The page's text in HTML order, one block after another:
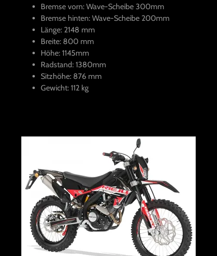
Bremse vorn: Wave-Scheibe 300mm
Bremse hinten: Wave-Scheibe 200mm
Länge: 2148 mm
Breite: 800 mm
Höhe: 1145mm
Radstand: 1380mm
Sitzhöhe: 876 mm
Gewicht: 112 kg